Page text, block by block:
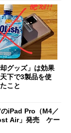
却グッズ」は効果
下で3製品を使
こと
iPad Pro（M4／
Air」発売 ケー